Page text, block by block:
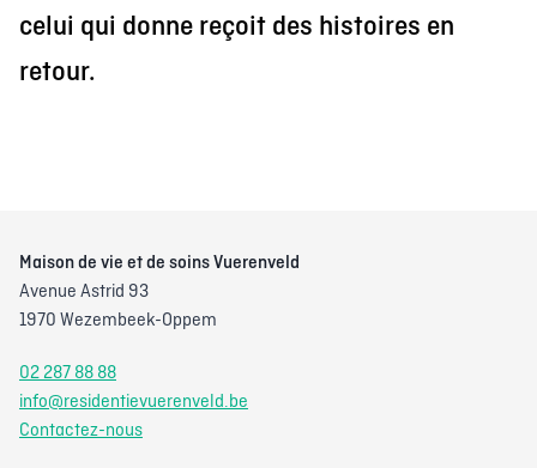
celui qui donne reçoit des histoires en
retour.
Maison de vie et de soins Vuerenveld
Avenue Astrid 93
1970 Wezembeek-Oppem
02 287 88 88
info@residentievuerenveld.be
Contactez-nous